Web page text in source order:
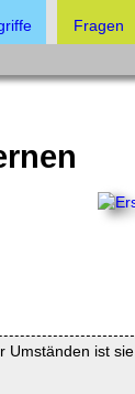
Fragen
Umständen ist sie